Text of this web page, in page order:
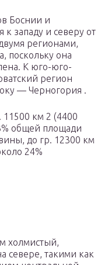
Боснии и
к западу и северу от
регионами,
поскольку она
К юго-юго-
регион
— Черногория .
11500 км 2 (4400
общей площади
до гр. 12300 км
24%
холмистый,
севере, такими как